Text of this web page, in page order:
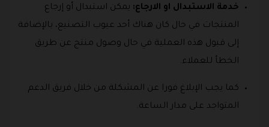
خدمة الاستبدال او الارجاع: يمكن استبدال أو إرجاع
المنتجات في حال كان هناك أحد عيوب التصنيع، بالإضافة
إلى قبول هذه العملية في حال وصول منتج عن طريق
الخطأ للعملاء.
كما يجب الإبلاغ فورا عن المشكلة من خلال فريق الدعم
المتواجد على مدار الساعة.